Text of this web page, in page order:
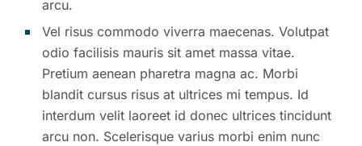
arcu.
Vel risus commodo viverra maecenas. Volutpat
odio facilisis mauris sit amet massa vitae.
Pretium aenean pharetra magna ac. Morbi
blandit cursus risus at ultrices mi tempus. Id
interdum velit laoreet id donec ultrices tincidunt
arcu non. Scelerisque varius morbi enim nunc